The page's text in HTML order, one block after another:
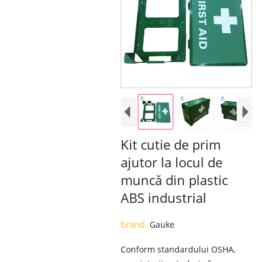
Kit cutie de prim
ajutor la locul de
muncă din plastic
ABS industrial
brand. Gauke
Conform standardului OSHA,